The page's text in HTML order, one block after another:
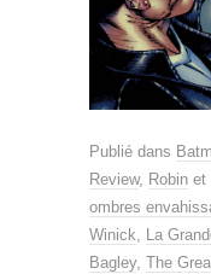
Publié dans
Review, Robin et
ombres
Winick, La
Bagley, The